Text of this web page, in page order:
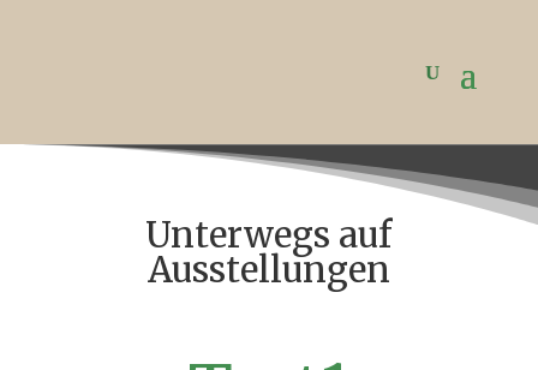
Unterwegs auf
Ausstellungen